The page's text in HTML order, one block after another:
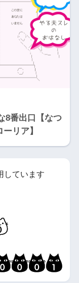
8番出口【なつ
リア】
しています